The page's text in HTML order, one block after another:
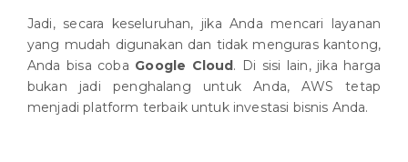
Jadi, secara keseluruhan, jika Anda mencari layanan
yang mudah digunakan dan tidak menguras kantong,
Anda bisa coba Google Cloud. Di sisi lain, jika harga
bukan jadi penghalang untuk Anda, AWS tetap
menjadi platform terbaik untuk investasi bisnis Anda.